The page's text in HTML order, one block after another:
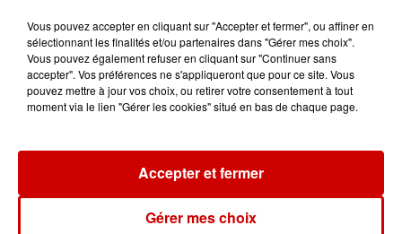
Jeux Voir plus
à Coulon !
Vous pouvez accepter en cliquant sur "Accepter et fermer", ou affiner en
sélectionnant les finalités et/ou partenaires dans "Gérer mes choix".
Vous pouvez également refuser en cliquant sur "Continuer sans
accepter". Vos préférences ne s'appliqueront que pour ce site. Vous
pouvez mettre à jour vos choix, ou retirer votre consentement à tout
moment via le lien "Gérer les cookies" situé en bas de chaque page.
Gérer mes choix
Accepter et fermer